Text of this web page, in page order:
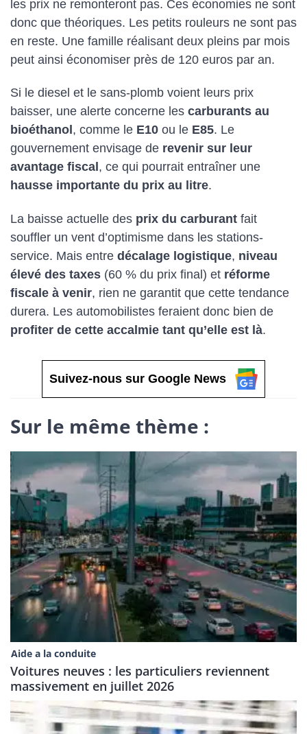
les prix ne remonteront pas. Ces économies ne sont
donc que théoriques. Les petits rouleurs ne sont pas
en reste. Une famille réalisant deux pleins par mois
peut ainsi économiser près de 120 euros par an.
Si le diesel et le sans-plomb voient leurs prix
baisser, une alerte concerne les carburants au
bioéthanol , comme le E10 ou le E85. Le
gouvernement envisage de revenir sur leur
avantage fiscal , ce qui pourrait entraîner une
hausse importante du prix au litre.
La baisse actuelle des prix du carburant fait
souffler un vent d’optimisme dans les stations-
service. Mais entre décalage logistique, niveau
élevé des taxes (60 % du prix final) et réforme
fiscale à venir, rien ne garantit que cette tendance
durera. Les automobilistes feraient donc bien de
profiter de cette accalmie tant qu’elle est là.
Suivez-nous sur Google News
Sur le même thème :
Aide a la conduite
Voitures neuves : les particuliers reviennent
massivement en juillet 2026